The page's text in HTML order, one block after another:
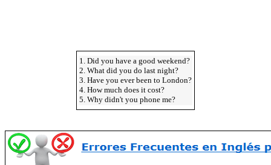
1. Did you have a good weekend?
2. What did you do last night?
3. Have you ever been to London?
4. How much does it cost?
5. Why didn't you phone me?